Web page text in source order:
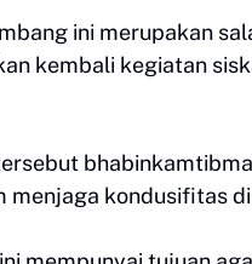
ini merupakan
kembali kegiatan
kondusifitas